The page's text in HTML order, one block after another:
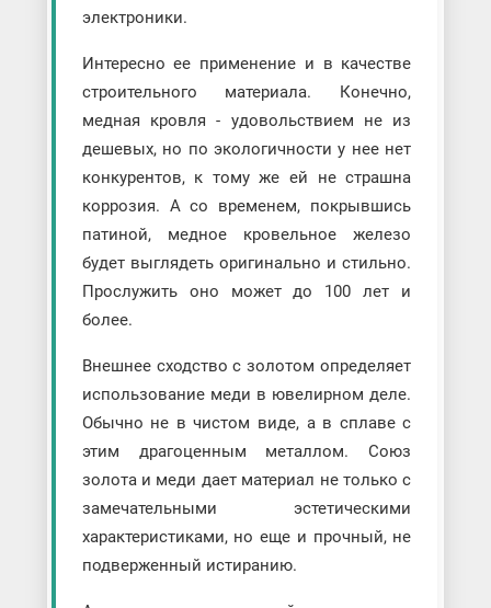
электроники.
Интересно ее применение и в качестве
строительного материала. Конечно,
медная кровля - удовольствием не из
дешевых, но по экологичности у нее нет
конкурентов, к тому же ей не страшна
коррозия. А со временем, покрывшись
патиной, медное кровельное железо
будет выглядеть оригинально и стильно.
Прослужить оно может до 100 лет и
более.
Внешнее сходство с золотом определяет
использование меди в ювелирном деле.
Обычно не в чистом виде, а в сплаве с
этим драгоценным металлом. Союз
золота и меди дает материал не только с
замечательными эстетическими
характеристиками, но еще и прочный, не
подверженный истиранию.